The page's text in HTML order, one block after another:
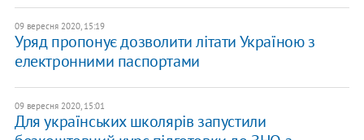
09 вересня 2020, 15:19
Уряд пропонує дозволити літати Україною з
електронними паспортами
09 вересня 2020, 15:01
Для українських школярів запустили